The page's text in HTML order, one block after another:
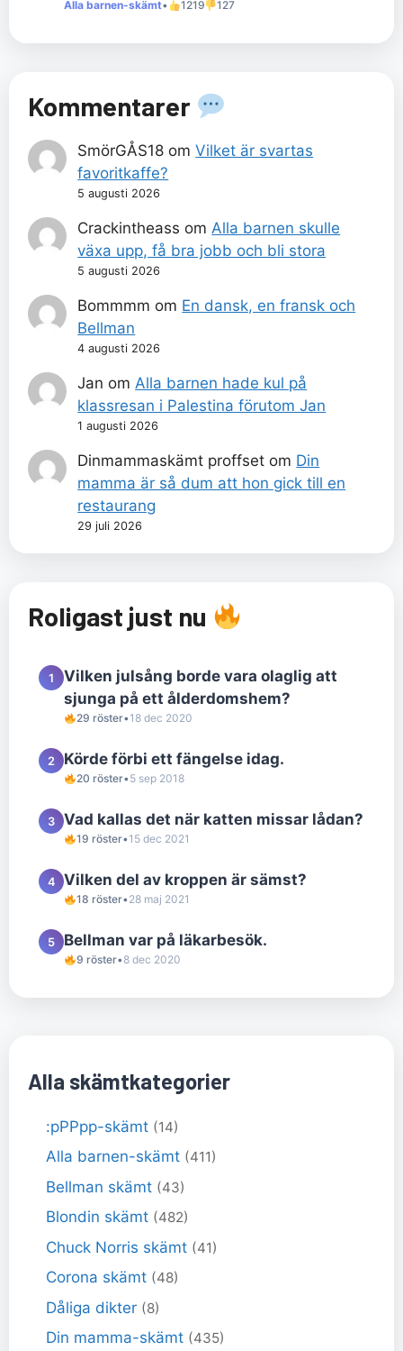
Alla barnen-skämt• 1219 127
Kommentarer
SmörGÅS18 omVilket är svartas
favoritkaffe?
5 augusti 2026
Crackintheass om Alla barnen skulle
växa upp, få bra jobb och bli stora
5 augusti 2026
Bommmm om En dansk, en fransk och
Bellman
4 augusti 2026
Jan om Alla barnen hade kul på
klassresan i Palestina förutom Jan
1 augusti 2026
Dinmammaskämt proffset om Din
mamma är så dum att hon gick till en
restaurang
29 juli 2026
Roligast just nu
1
Vilken julsång borde vara olaglig att
sjunga på ett ålderdomshem?
29 röster•18 dec 2020
2 Körde förbi ett fängelse idag.
20 röster•5 sep 2018
3 Vad kallas det när katten missar lådan?
19 röster•15 dec 2021
4 Vilken del av kroppen är sämst?
18 röster•28 maj 2021
5 Bellman var på läkarbesök.
9 röster•8 dec 2020
Alla skämtkategorier
:pPPpp-skämt (14)
Alla barnen-skämt (411)
Bellman skämt (43)
Blondin skämt (482)
Chuck Norris skämt (41)
Corona skämt (48)
Dåliga dikter (8)
Din mamma-skämt (435)